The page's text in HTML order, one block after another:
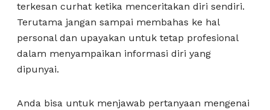
terkesan curhat ketika menceritakan diri sendiri.
Terutama jangan sampai membahas ke hal
personal dan upayakan untuk tetap profesional
dalam menyampaikan informasi diri yang
dipunyai.
Anda bisa untuk menjawab pertanyaan mengenai